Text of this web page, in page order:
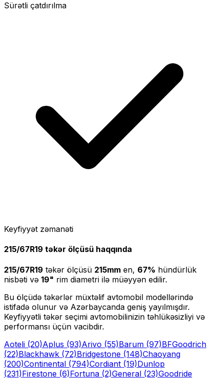
Sürətli çatdırılma
Keyfiyyət zəmanəti
215/67R19 təkər ölçüsü haqqında
215/67R19 təkər ölçüsü 215mm en, 67% hündürlük
nisbəti və 19" rim diametri ilə müəyyən edilir.
Bu ölçüdə təkərlər müxtəlif avtomobil modellərində
istifadə olunur və Azərbaycanda geniş yayılmışdır.
Keyfiyyətli təkər seçimi avtomobilinizin təhlükəsizliyi və
performansı üçün vacibdir.
Aoteli (20)Aplus (93)Arivo (55)Barum (97)BFGoodrich
(22)Blackhawk (72)Bridgestone (148)Chaoyang
(200)Continental (794)Cordiant (19)Dunlop
(231)Firestone (6)Fortuna (2)General (23)Goodride